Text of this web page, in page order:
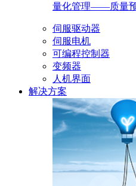
量化管理——质量
伺服驱动器
伺服电机
可编程控制器
变频器
人机界面
解决方案